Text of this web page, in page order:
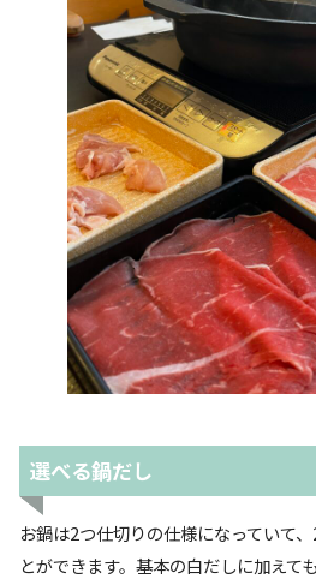
選べる鍋だし
お鍋は2つ仕切りの仕様になっていて
とができます。基本の白だしに加えて